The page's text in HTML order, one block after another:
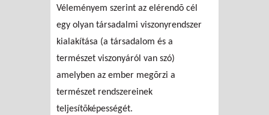
Véleményem szerint az elérendõ cél
egy olyan társadalmi viszonyrendszer
kialakítása (a társadalom és a
természet viszonyáról van szó)
amelyben az ember megõrzi a
természet rendszereinek
teljesítõképességét.